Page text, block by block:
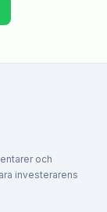
och
investerarens